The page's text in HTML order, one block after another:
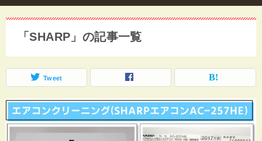
「SHARP」の記事一覧
Tweet